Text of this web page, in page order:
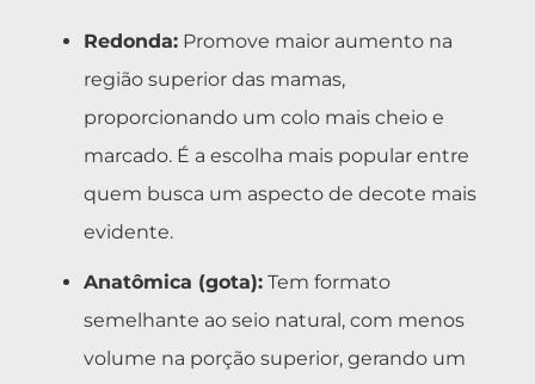
Redonda: Promove maior aumento na
região superior das mamas,
proporcionando um colo mais cheio e
marcado. É a escolha mais popular entre
quem busca um aspecto de decote mais
evidente.
Anatômica (gota): Tem formato
semelhante ao seio natural, com menos
volume na porção superior, gerando um